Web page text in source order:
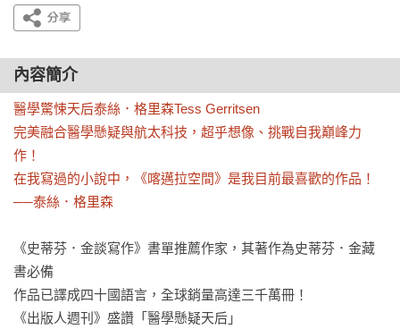
內容簡介
醫學驚悚天后泰絲．格里森Tess Gerritsen
完美融合醫學懸疑與航太科技，超乎想像、挑戰自我巔峰力
作！
在我寫過的小說中，《喀邁拉空間》是我目前最喜歡的作品！
──泰絲．格里森
《史蒂芬．金談寫作》書單推薦作家，其著作為史蒂芬．金藏
書必備
作品已譯成四十國語言，全球銷量高達三千萬冊！
《出版人週刊》盛讚「醫學懸疑天后」